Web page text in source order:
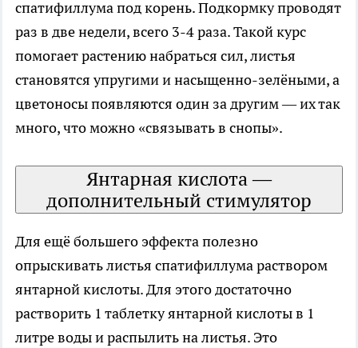
спатифиллума под корень. Подкормку проводят
раз в две недели, всего 3-4 раза. Такой курс
помогает растению набраться сил, листья
становятся упругими и насыщенно-зелёными, а
цветоносы появляются один за другим — их так
много, что можно «связывать в снопы».
Янтарная кислота —
дополнительный стимулятор
Для ещё большего эффекта полезно
опрыскивать листья спатифиллума раствором
янтарной кислоты. Для этого достаточно
растворить 1 таблетку янтарной кислоты в 1
литре воды и распылить на листья. Это